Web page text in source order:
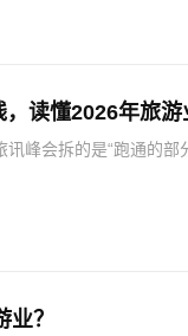
读懂2026年旅游
讯峰会拆的是“跑通的部
？